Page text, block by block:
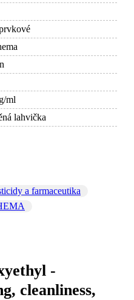
ml
lahvička
a farmaceutika
-
cleanliness,